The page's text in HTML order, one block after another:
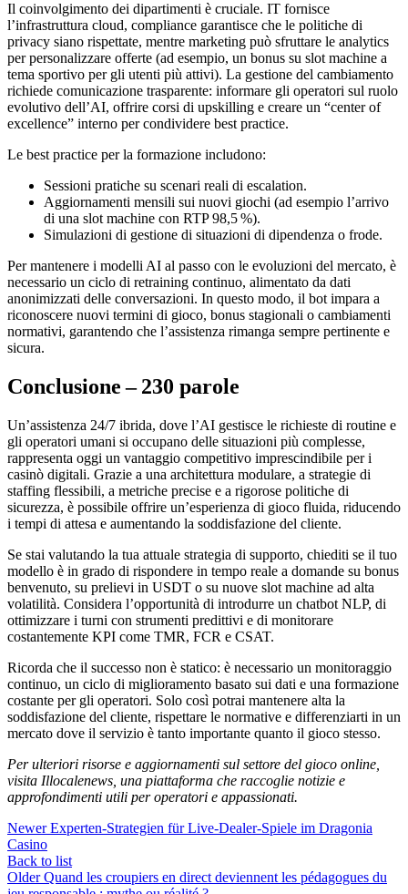
Il coinvolgimento dei dipartimenti è cruciale. IT fornisce
l’infrastruttura cloud, compliance garantisce che le politiche di
privacy siano rispettate, mentre marketing può sfruttare le analytics
per personalizzare offerte (ad esempio, un bonus su slot machine a
tema sportivo per gli utenti più attivi). La gestione del cambiamento
richiede comunicazione trasparente: informare gli operatori sul ruolo
evolutivo dell’AI, offrire corsi di upskilling e creare un “center of
excellence” interno per condividere best practice.
Le best practice per la formazione includono:
Sessioni pratiche su scenari reali di escalation.
Aggiornamenti mensili sui nuovi giochi (ad esempio l’arrivo
di una slot machine con RTP 98,5 %).
Simulazioni di gestione di situazioni di dipendenza o frode.
Per mantenere i modelli AI al passo con le evoluzioni del mercato, è
necessario un ciclo di retraining continuo, alimentato da dati
anonimizzati delle conversazioni. In questo modo, il bot impara a
riconoscere nuovi termini di gioco, bonus stagionali o cambiamenti
normativi, garantendo che l’assistenza rimanga sempre pertinente e
sicura.
Conclusione – 230 parole
Un’assistenza 24/7 ibrida, dove l’AI gestisce le richieste di routine e
gli operatori umani si occupano delle situazioni più complesse,
rappresenta oggi un vantaggio competitivo imprescindibile per i
casinò digitali. Grazie a una architettura modulare, a strategie di
staffing flessibili, a metriche precise e a rigorose politiche di
sicurezza, è possibile offrire un’esperienza di gioco fluida, riducendo
i tempi di attesa e aumentando la soddisfazione del cliente.
Se stai valutando la tua attuale strategia di supporto, chiediti se il tuo
modello è in grado di rispondere in tempo reale a domande su bonus
benvenuto, su prelievi in USDT o su nuove slot machine ad alta
volatilità. Considera l’opportunità di introdurre un chatbot NLP, di
ottimizzare i turni con strumenti predittivi e di monitorare
costantemente KPI come TMR, FCR e CSAT.
Ricorda che il successo non è statico: è necessario un monitoraggio
continuo, un ciclo di miglioramento basato sui dati e una formazione
costante per gli operatori. Solo così potrai mantenere alta la
soddisfazione del cliente, rispettare le normative e differenziarti in un
mercato dove il servizio è tanto importante quanto il gioco stesso.
Per ulteriori risorse e aggiornamenti sul settore del gioco online,
visita Illocalenews, una piattaforma che raccoglie notizie e
approfondimenti utili per operatori e appassionati.
Newer Experten‑Strategien für Live‑Dealer‑Spiele im Dragonia
Casino
Back to list
Older Quand les croupiers en direct deviennent les pédagogues du